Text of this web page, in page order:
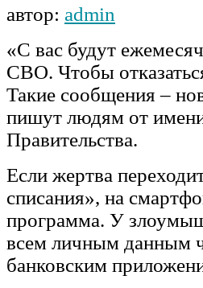
автор: admin
«С вас будут
СВО. Чтобы
Такие сообщения –
пишут людям от
Правительства.
Если жертва
списания», на
программа. У
всем личным данным
банковским